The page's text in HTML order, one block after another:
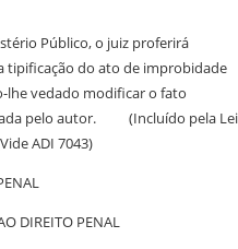
Público, o juiz proferirá
tipificação do ato de improbidade
lhe vedado modificar o fato
pelo autor. (Incluído pela Lei
ADI 7043)
DIREITO PENAL